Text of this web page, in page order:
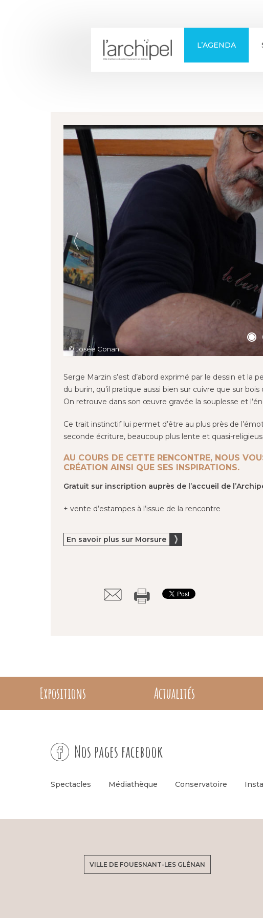
L’AGENDA
© Josée Conan
© Serge Marin, Fragments de l'éternel, burin, 60 x 60 cm
Serge Marzin s’est d’abord exprimé par le dessin et la
du burin, qu’il pratique aussi bien sur cuivre que sur
On retrouve dans son œuvre gravée la souplesse et
Ce trait instinctif lui permet d’être au plus près de
seconde écriture, beaucoup plus lente et quasi-
AU COURS DE CETTE RENCONTRE, NOUS
CRÉATION AINSI QUE SES INSPIRATIONS.
Gratuit sur inscription auprès de l’accueil de
+ vente d’estampes à l’issue de la rencontre
En savoir plus sur Morsure
Expositions Actualités
Nos pages facebook
Spectacles Médiathèque Conservatoire
VILLE DE FOUESNANT-LES GLÉNAN